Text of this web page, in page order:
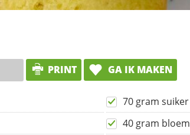
PRINT GA IK MAKEN
70 gram suiker
40 gram bloem